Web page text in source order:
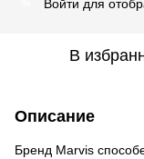
Войти для
В
Описание
Бренд Marvis